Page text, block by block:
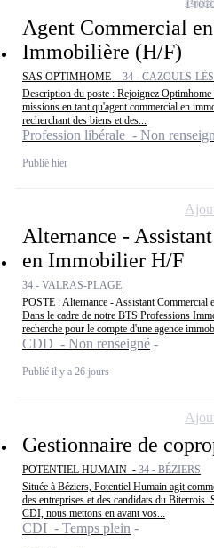
Agent Commercial
Immobilière (H/F)
SAS OPTIMHOME - 34 - CAZOULS-
Description du poste : Rejoignez
missions en tant qu'agent commercial en
recherchant des biens et des...
Profession libérale - Non
Publié hier
Alternance -
en Immobilier H/F
34 - VALRAS-PLAGE
POSTE : Alternance - Assistant
Dans le cadre de notre BTS Professions
recherche pour le compte d'une agence
CDD - Non renseigné
Publié il y a 26 jours
Gestionnaire de
POTENTIEL HUMAIN - 34 - BÉZIERS
Située à Béziers, Potentiel Humain agit
des entreprises et des candidats du
CDI, nous mettons en avant vos...
CDI - Temps plein